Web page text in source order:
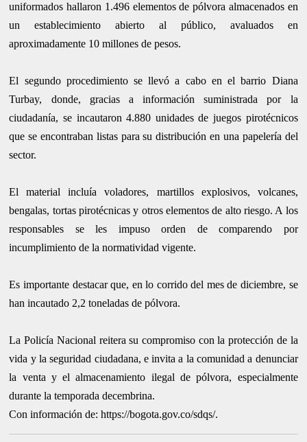
uniformados hallaron 1.496 elementos de pólvora almacenados en
un establecimiento abierto al público, avaluados en
aproximadamente 10 millones de pesos.
El segundo procedimiento se llevó a cabo en el barrio Diana
Turbay, donde, gracias a información suministrada por la
ciudadanía, se incautaron 4.880 unidades de juegos pirotécnicos
que se encontraban listas para su distribución en una papelería del
sector.
El material incluía voladores, martillos explosivos, volcanes,
bengalas, tortas pirotécnicas y otros elementos de alto riesgo. A los
responsables se les impuso orden de comparendo por
incumplimiento de la normatividad vigente.
Es importante destacar que, en lo corrido del mes de diciembre, se
han incautado 2,2 toneladas de pólvora.
La Policía Nacional reitera su compromiso con la protección de la
vida y la seguridad ciudadana, e invita a la comunidad a denunciar
la venta y el almacenamiento ilegal de pólvora, especialmente
durante la temporada decembrina.
Con información de: https://bogota.gov.co/sdqs/.